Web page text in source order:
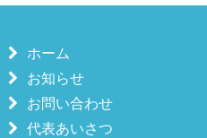
ホーム
お知らせ
お問い合わせ
代表あいさつ